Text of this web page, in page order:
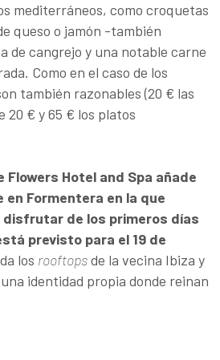
mediterráneos, como croquetas
queso o jamón -también
de cangrejo y una notable carne
Como en el caso de los
también razonables (20 € las
20 € y 65 € los platos
Flowers Hotel and Spa añade
Formentera en la que
disfrutar de los primeros días
previsto para el 19 de
los rooftopsde la vecina Ibiza y
identidad propia donde reinan